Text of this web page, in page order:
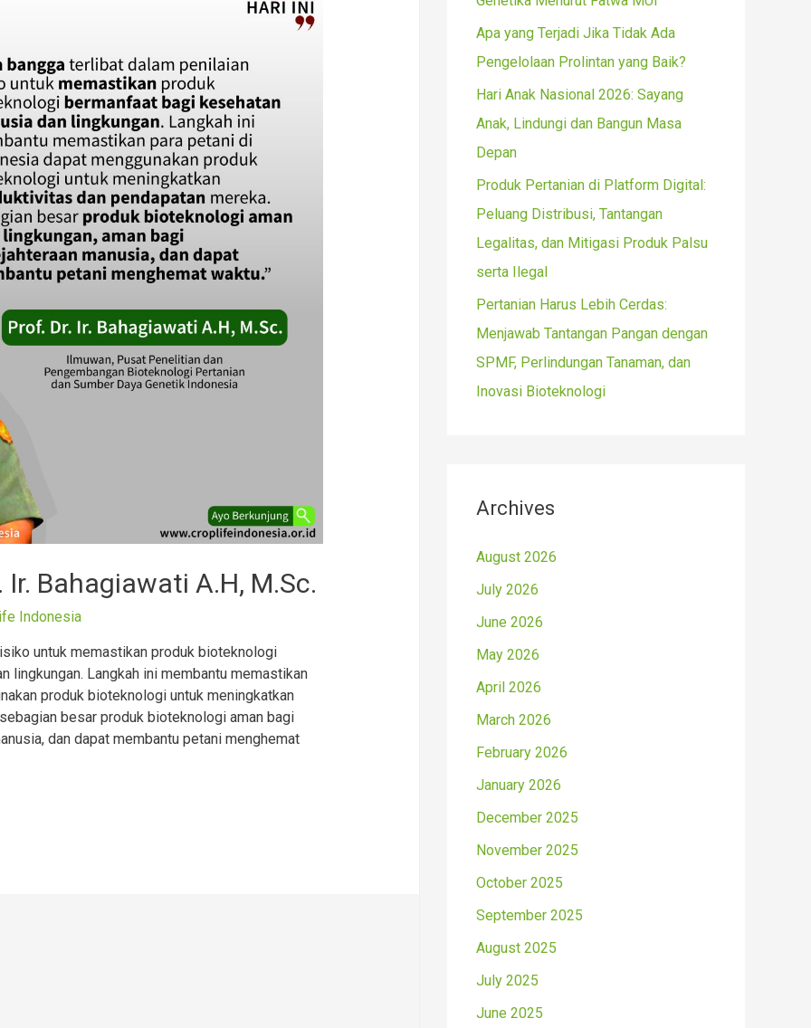
Bahagiawati A.H, M.Sc.
Indonesia
untuk memastikan produk bioteknologi
lingkungan. Langkah ini membantu memastikan
produk bioteknologi untuk meningkatkan
besar produk bioteknologi aman bagi
dan dapat membantu petani menghemat
:
Apa yang Terjadi Jika Tidak Ada
Pengelolaan Prolintan yang Baik?
Hari Anak Nasional 2026: Sayang
Anak, Lindungi dan Bangun Masa
Depan
Produk Pertanian di Platform Digital:
Peluang Distribusi, Tantangan
Legalitas, dan Mitigasi Produk Palsu
serta Ilegal
Pertanian Harus Lebih Cerdas:
Menjawab Tantangan Pangan dengan
SPMF, Perlindungan Tanaman, dan
Inovasi Bioteknologi
Archives
August 2026
July 2026
June 2026
May 2026
April 2026
March 2026
February 2026
January 2026
December 2025
November 2025
October 2025
September 2025
August 2025
July 2025
June 2025